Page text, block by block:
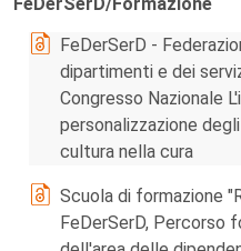
FeDerSerD -
dipartimenti e dei
Congresso Nazionale
personalizzazione
cultura nella cura
Scuola di formazione
FeDerSerD, Percorso